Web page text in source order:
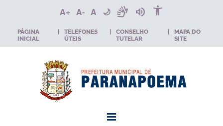
A+ A- A 🌙 sign_language volume_up accessibility_new
PÁGINA
INICIAL
TELEFONES
ÚTEIS
CONSELHO
TUTELAR
MAPA DO
SITE